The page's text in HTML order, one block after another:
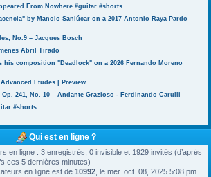
From Nowhere #guitar #shorts
by Manolo Sanlúcar on a 2017 Antonio Raya Pardo
No.9 – Jacques Bosch
Abril Tirado
his composition "Deadlock" on a 2026 Fernando Moreno
Etudes | Preview
241, No. 10 – Andante Grazioso - Ferdinando Carulli
#shorts
Qui est en ligne ?
en ligne : 3 enregistrés, 0 invisible et 1929 invités (d’après
ces 5 dernières minutes)
en ligne est de 10992 , le mer. oct. 08, 2025 5:08 pm